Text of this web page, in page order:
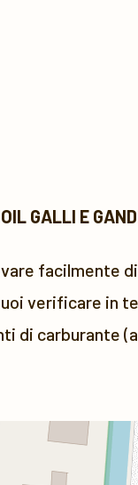
GALLI E
facilmente
verificare in
carburante